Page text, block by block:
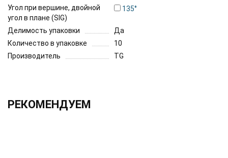
Угол при вершине, двойной
угол в плане (SIG)
135°
Делимость упаковки
Да
Количество в упаковке
10
Производитель
TG
РЕКОМЕНДУЕМ